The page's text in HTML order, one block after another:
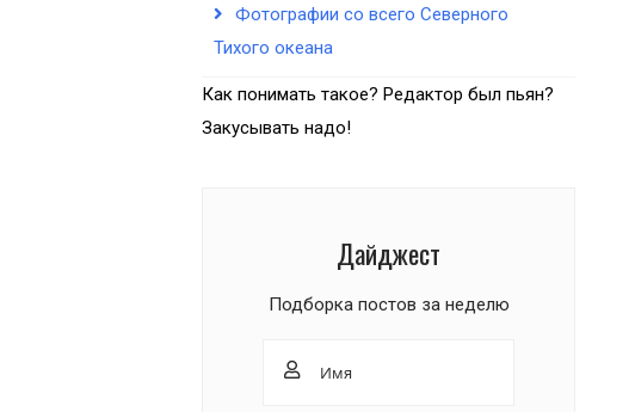
Фотографии со всего Северного
Тихого океана
Как понимать такое? Редактор был пьян?
Закусывать надо!
Дайджест
Подборка постов за неделю